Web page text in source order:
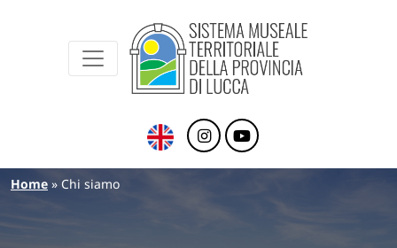
Sistema Museale Territoriale della
Briciole di pane
Home Chi siamo